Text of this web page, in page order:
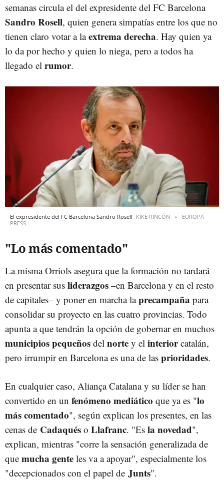
semanas circula el del expresidente del FC Barcelona
Sandro Rosell, quien genera simpatías entre los que no
tienen claro votar a laextrema derecha. Hay quien ya
lo da por hecho y quien lo niega, pero a todos ha
llegado el rumor.
El expresidente del FC Barcelona Sandro Rosell KIKE RINCÓN
EUROPA
PRESS
"Lo más comentado"
La misma Orriols asegura que la formación no tardará
en presentar sus liderazgos –en Barcelona y en el resto
de capitales– y poner en marcha laprecampaña para
consolidar su proyecto en las cuatro provincias. Todo
apunta a que tendrán la opción de gobernar en muchos
municipios pequeños del norte y el interiorcatalán,
pero irrumpir en Barcelona es una de las prioridades.
En cualquier caso, Aliança Catalana y su líder se han
convertido en un fenómeno mediático que ya es "lo
más comentado", según explican los presentes, en las
cenas de Cadaqués o Llafranc. "Es la novedad",
explican, mientras "corre la sensación generalizada de
que mucha gente les va a apoyar", especialmente los
"decepcionados con el papel de Junts".